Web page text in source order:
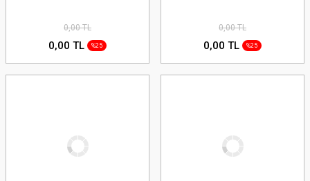
0,00 TL
0,00 TL %25
0,00 TL
0,00 TL %25